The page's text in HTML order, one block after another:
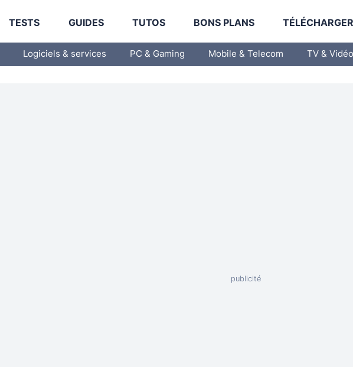
TESTS GUIDES TUTOS BONS PLANS
Logiciels & services PC & Gaming Mobile & Telecom TV & Vidéo